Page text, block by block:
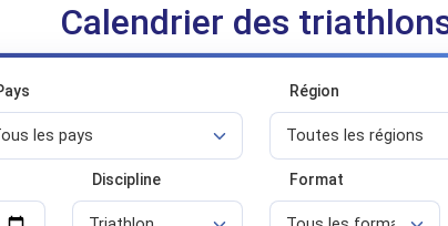
Calendrier des
Région
Discipline Format